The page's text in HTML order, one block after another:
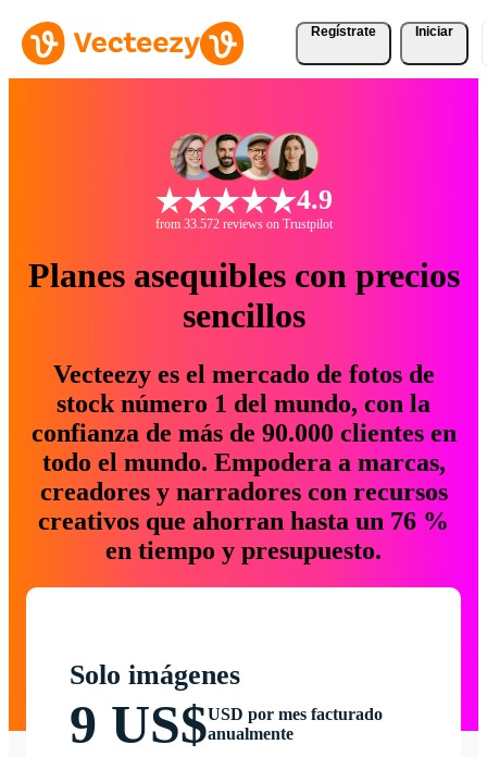
Regístrate Iniciar
4.9
from 33.572 reviews on Trustpilot
Planes asequibles con precios
sencillos
Vecteezy es el mercado de fotos de
stock número 1 del mundo, con la
confianza de más de 90.000 clientes en
todo el mundo. Empodera a marcas,
creadores y narradores con recursos
creativos que ahorran hasta un 76 %
en tiempo y presupuesto.
Solo imágenes
9 US$USD por mes facturado
anualmente